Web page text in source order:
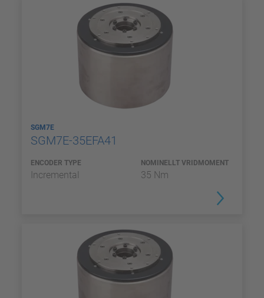
SGM7E
SGM7E-35EFA41
ENCODER TYPE
Incremental
NOMINELLT VRIDMOMENT
35 Nm